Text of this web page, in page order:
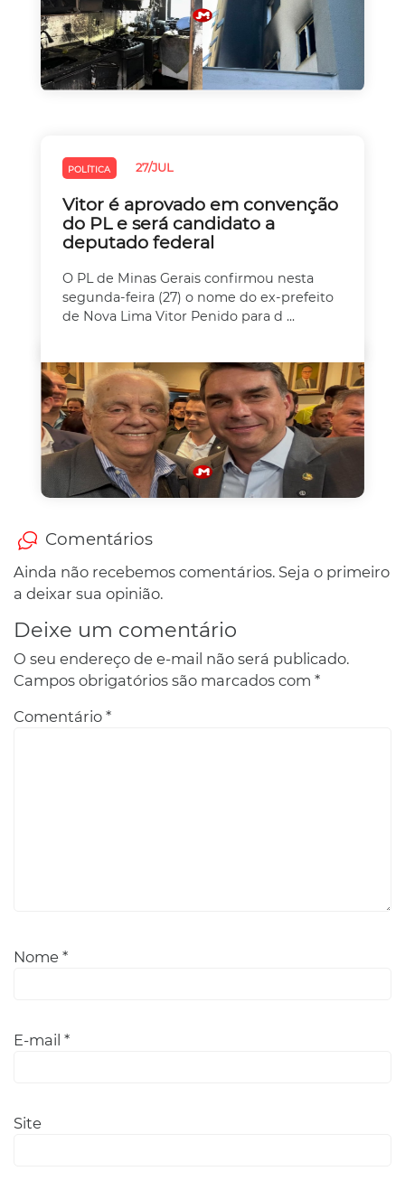
POLÍTICA 27/JUL
Vitor é aprovado em convenção
do PL e será candidato a
deputado federal
O PL de Minas Gerais confirmou nesta
segunda-feira (27) o nome do ex-prefeito
de Nova Lima Vitor Penido para d ...
Comentários
Ainda não recebemos comentários. Seja o primeiro
a deixar sua opinião.
Deixe um comentário
O seu endereço de e-mail não será publicado.
Campos obrigatórios são marcados com *
Comentário *
Nome *
E-mail *
Site